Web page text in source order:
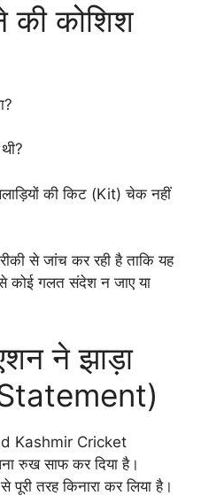
की कोशिश
की किट (Kit) चेक नहीं
से जांच कर रही है ताकि यह
कोई गलत संदेश न जाए या
ने झाड़ा
Kashmir Cricket
रुख साफ कर दिया है।
पूरी तरह किनारा कर लिया है।